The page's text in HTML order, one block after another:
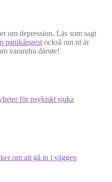
om depression. Läs som sagt
panikångest också om ni är
varandra därute!
för psykiskt sjuka
om att gå in i väggen